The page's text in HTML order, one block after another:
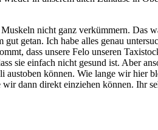
nicht ganz verkümmern. Das
getan. Ich habe alles genau
dass unsere Felo unseren
sie einfach nicht gesund ist. Aber
austoben können. Wie lange wir hier
dann direkt einziehen können. Ihr